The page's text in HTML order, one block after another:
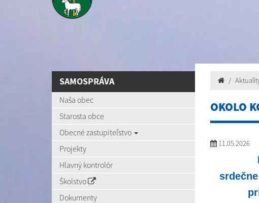
SAMOSPRÁVA
Naša obec
Starosta obce
Obecné zastupiteľstvo
Projekty
Hlavný kontrolór
Školstvo
Dokumenty
OKOLO
11.05.2026